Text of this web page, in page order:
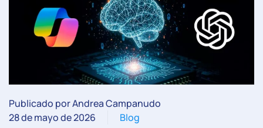
Publicado por Andrea Campanudo
28 de mayo de 2026
Blog